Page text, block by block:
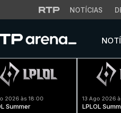
NOTÍCIAS
2026 às 18:00
Summer
13 Ago 2026
LPLOL